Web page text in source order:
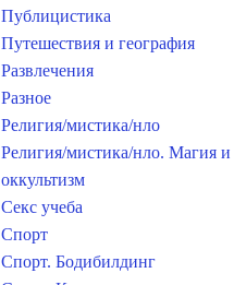
Публицистика
Путешествия и география
Развлечения
Разное
Религия/мистика/нло
Религия/мистика/нло. Магия и
оккультизм
Секс учеба
Спорт
Спорт. Бодибилдинг